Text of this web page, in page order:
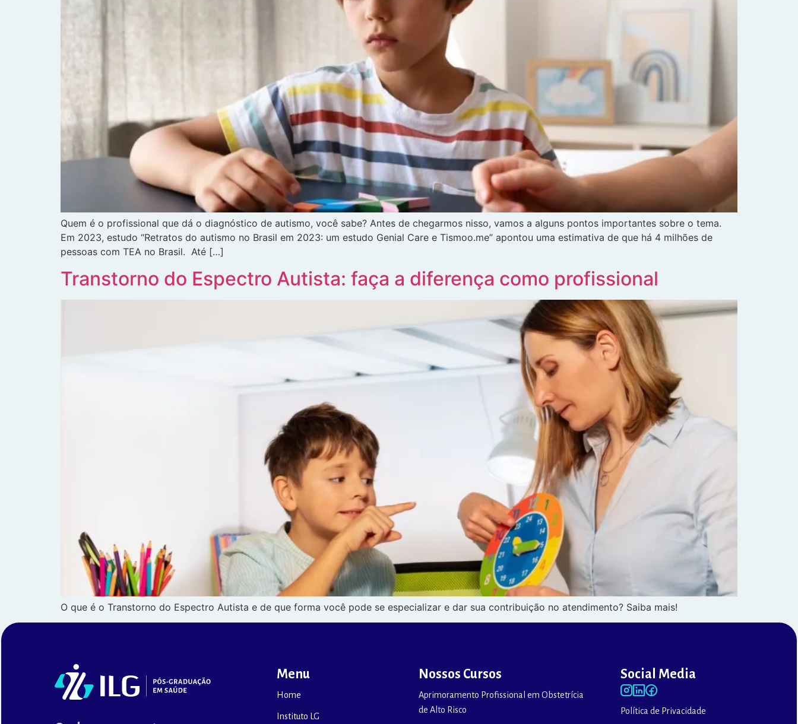
Quem é o profissional que dá o diagnóstico de autismo, você sabe? Antes de chegarmos nisso, vamos a alguns pontos importantes sobre o tema.
Em 2023, estudo “Retratos do autismo no Brasil em 2023: um estudo Genial Care e Tismoo.me” apontou uma estimativa de que há 4 milhões de
pessoas com TEA no Brasil. Até […]
Transtorno do Espectro Autista: faça a diferença como profissional
O que é o Transtorno do Espectro Autista e de que forma você pode se especializar e dar sua contribuição no atendimento? Saiba mais!
Menu
Home
Instituto LG
Nossos Cursos
Aprimoramento Profissional em Obstetrícia
de Alto Risco
Social Media
Política de Privacidade